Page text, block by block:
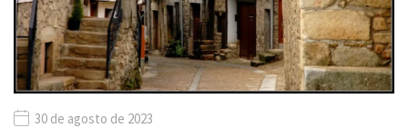
30 de agosto de 2023